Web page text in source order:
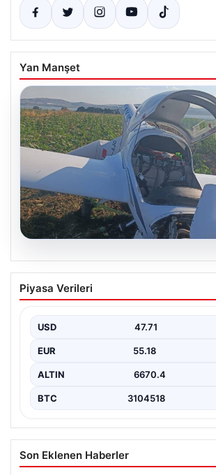
Yan Manşet
06.08.2026
Uçak sert iniş yaptı: Pilot
Piyasa Verileri
USD 47.71
EUR 55.18
ALTIN 6670.4
BTC 3104518
Son Eklenen Haberler